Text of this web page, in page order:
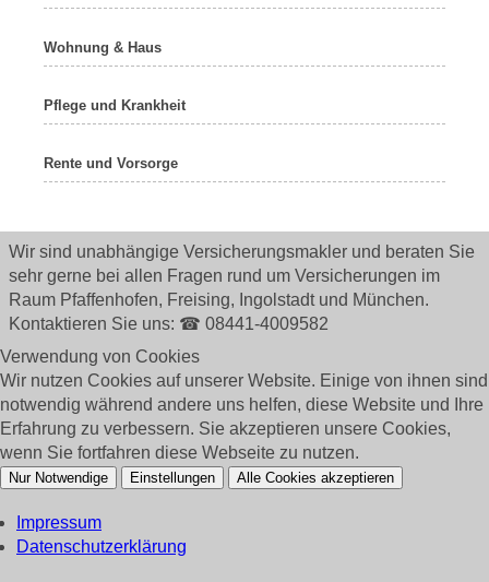
Wohnung & Haus
Pflege und Krankheit
Rente und Vorsorge
Wir sind unabhängige Versicherungsmakler und beraten Sie
sehr gerne bei allen Fragen rund um Versicherungen im
Raum Pfaffenhofen, Freising, Ingolstadt und München.
Kontaktieren Sie uns: ☎ 08441-4009582
Verwendung von Cookies
Wir nutzen Cookies auf unserer Website. Einige von ihnen sind
notwendig während andere uns helfen, diese Website und Ihre
Erfahrung zu verbessern. Sie akzeptieren unsere Cookies,
wenn Sie fortfahren diese Webseite zu nutzen.
Nur Notwendige Einstellungen Alle Cookies akzeptieren
Impressum
Datenschutzerklärung